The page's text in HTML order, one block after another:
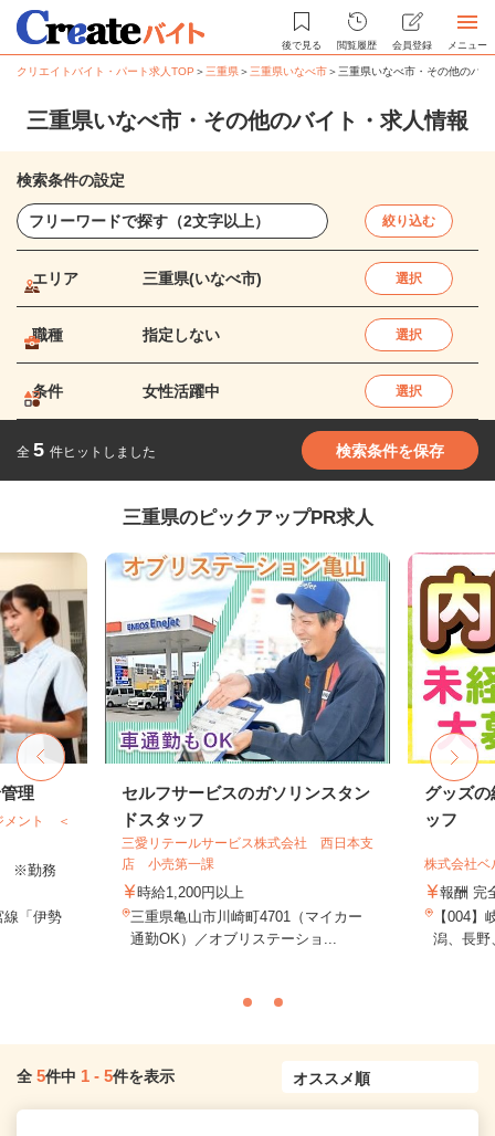
後で見る 閲覧履歴 会員登録 メニュー
クリエイトバイト・パート求人TOP ＞ 三重県＞ 三重県いなべ市＞ 三重県いなべ市・その他のバ
三重県いなべ市・その他のバイト・求人情報
検索条件の設定
絞り込む
エリア 三重県(いなべ市) 選択
職種 指定しない 選択
条件 女性活躍中 選択
全 5 件ヒットしました 検索条件を保存
三重県のピックアップPR求人
理
メント ＜
※勤務
線「伊勢
セルフサービスのガソリンスタン
ドスタッフ
三愛リテールサービス株式会社 西日本支
店 小売第一課
時給1,200円以上
三重県亀山市川崎町4701（マイカー
通勤OK）／オブリステーショ...
グッズ
ッフ
株式会社ベ
報酬 完
【004】
潟、長野
全 5件中 1 - 5件を表示